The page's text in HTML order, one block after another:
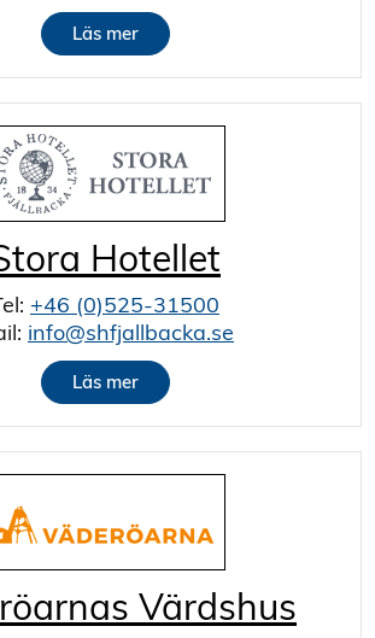
Läs mer
Hotellet
+46 (0)525-31500
info@shfjallbacka.se
Läs mer
Värdshus